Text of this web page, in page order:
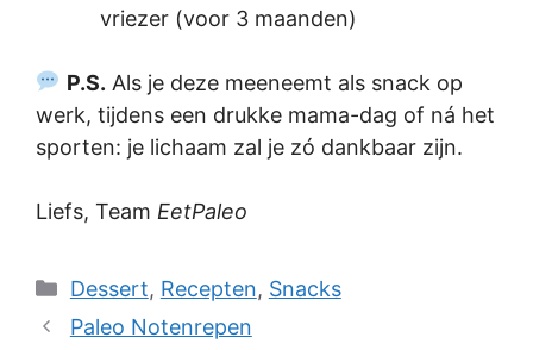
vriezer (voor 3 maanden)
P.S. Als je deze meeneemt als snack op
werk, tijdens een drukke mama-dag of ná het
sporten: je lichaam zal je zó dankbaar zijn.
Liefs, Team EetPaleo
Categories
Dessert, Recepten, Snacks
Paleo Notenrepen